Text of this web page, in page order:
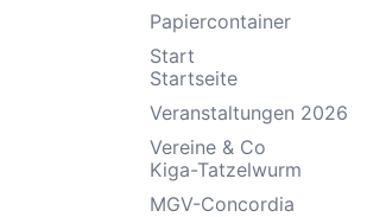
Papiercontainer
Start
Startseite
Veranstaltungen 2026
Vereine & Co
Kiga-Tatzelwurm
MGV-Concordia